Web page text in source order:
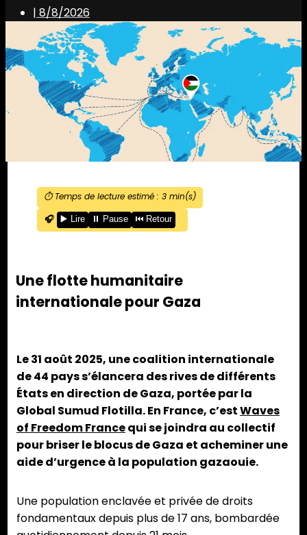
| 8/8/2026
⏱️ Temps de lecture estimé : 3min(s)
🎧
▶️ Lire ⏸️ Pause ⏮️ Retour
Une flotte humanitaire
internationale pour Gaza
Le 31 août 2025, une coalition internationale
de 44 pays s’élancera des rives de différents
États en direction de Gaza, portée par la
Global Sumud Flotilla. En France, c’estWaves
of Freedom Francequi se joindra au collectif
pour briser le blocus de Gaza et acheminer une
aide d’urgence à la population gazaouie.
Une population enclavée et privée de droits
fondamentaux depuis plus de 17 ans, bombardée